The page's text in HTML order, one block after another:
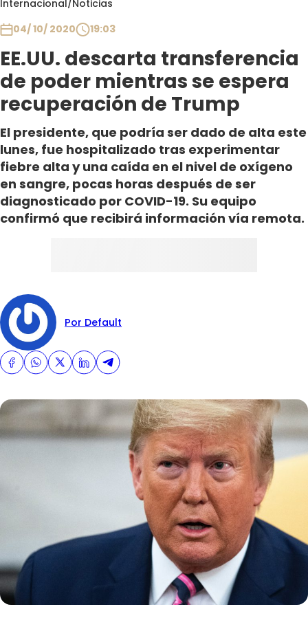
Internacional/Noticias
04/ 10/ 2020
19:03
EE.UU. descarta transferencia
de poder mientras se espera
recuperación de Trump
El presidente, que podría ser dado de alta este
lunes, fue hospitalizado tras experimentar
fiebre alta y una caída en el nivel de oxígeno
en sangre, pocas horas después de ser
diagnosticado por COVID-19. Su equipo
confirmó que recibirá información vía remota.
Por Default
Club De La Comedia
Contigo en Directo
Plan Perfecto
El Tiempo
Sabingo
Todos Los Programas